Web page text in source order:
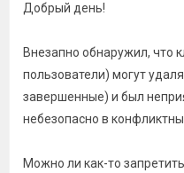
Добрый день!
Внезапно обнаружил, что
пользователи) могут
завершенные) и был
небезопасно в
Можно ли как-то